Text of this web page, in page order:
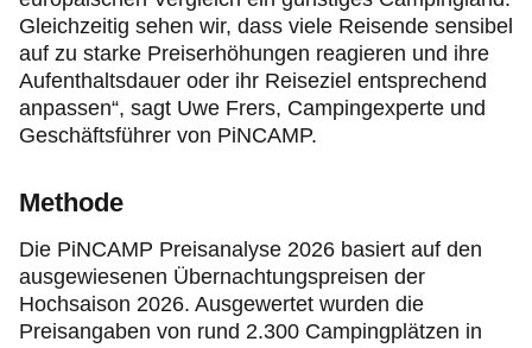
Gleichzeitig sehen wir, dass viele Reisende sensibel
auf zu starke Preiserhöhungen reagieren und ihre
Aufenthaltsdauer oder ihr Reiseziel entsprechend
anpassen“, sagt Uwe Frers, Campingexperte und
Geschäftsführer von PiNCAMP.
Methode
Die PiNCAMP Preisanalyse 2026 basiert auf den
ausgewiesenen Übernachtungspreisen der
Hochsaison 2026. Ausgewertet wurden die
Preisangaben von rund 2.300 Campingplätzen in